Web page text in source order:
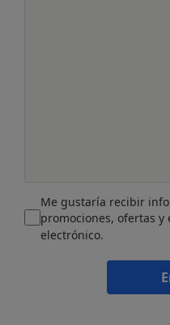
Me gustaría recibir
promociones, ofertas y
electrónico.